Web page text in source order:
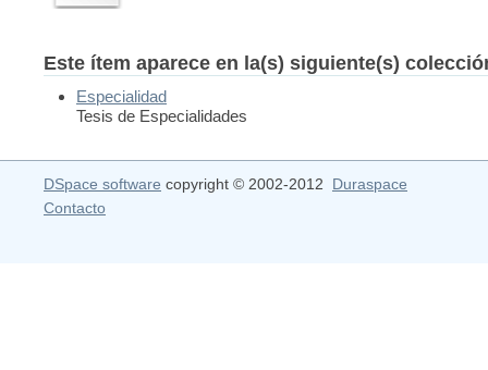
Este ítem aparece en la(s) siguiente(s)
Especialidad
Tesis de Especialidades
DSpace software copyright © 2002-2012 Duraspace
Contacto